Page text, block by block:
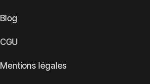
Blog
CGU
Mentions légales